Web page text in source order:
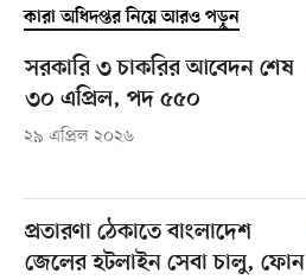
কারা অধিদপ্তর নিয়ে আরও পড়ুন
সরকারি ৩ চাকরির আবেদন শেষ
৩০ এপ্রিল, পদ ৫৫০
২৯ এপ্রিল ২০২৬
প্রতারণা ঠেকাতে বাংলাদেশ
জেলের হটলাইন সেবা চালু, ফোন